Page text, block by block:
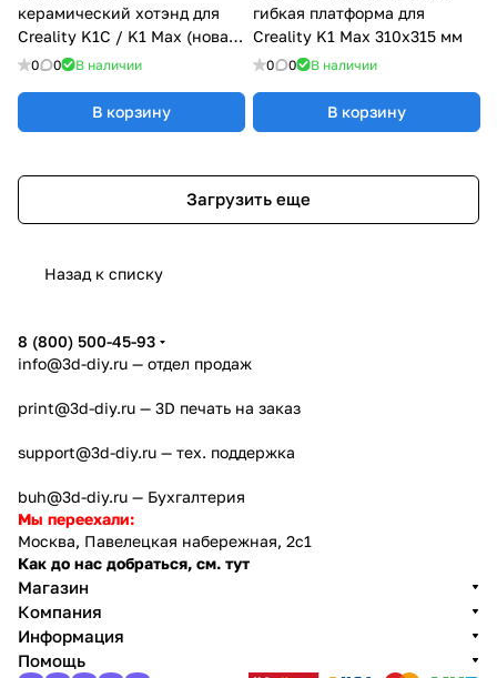
керамический хотэнд для
Creality K1C / K1 Max (новая
ревизия 2025)
0 0 В наличии
В корзину
гибкая платформа для
Creality K1 Max 310x315 мм
0 0 В наличии
В корзину
Загрузить еще
Назад к списку
8 (800) 500-45-93
info@3d-diy.ru — отдел продаж
print@3d-diy.ru — 3D печать на заказ
support@3d-diy.ru — тех. поддержка
buh@3d-diy.ru — Бухгалтерия
Мы переехали:
Москва, Павелецкая набережная, 2с1
Как до нас добраться, см. тут
Магазин
Компания
Информация
Помощь